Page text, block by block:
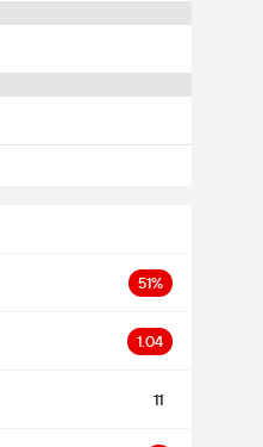
51%
1.04
11